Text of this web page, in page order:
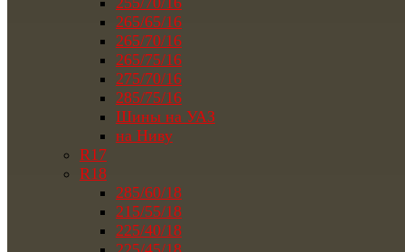
265/65/16
265/70/16
265/75/16
275/70/16
285/75/16
Шины на УАЗ
на Ниву
R17
R18
285/60/18
215/55/18
225/40/18